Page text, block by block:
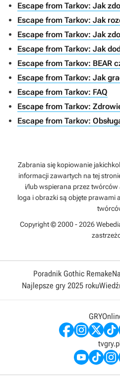
Escape from Tarkov: Jak
Escape from Tarkov: Jak
Escape from Tarkov: Jak
Escape from Tarkov: Jak
Escape from Tarkov: BEAR
Escape from Tarkov: Jak
Escape from Tarkov: FAQ
Escape from Tarkov:
Escape from Tarkov:
Zabrania się kopiowanie
informacji zawartych na tej
i/lub wspierana przez twórców
loga i obrazki są objęte prawami
Copyright © 2000 - 2026
Poradnik Gothic Remake
Najlepsze gry 2025 roku